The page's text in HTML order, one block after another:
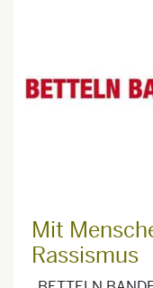
Mit
Rassismus